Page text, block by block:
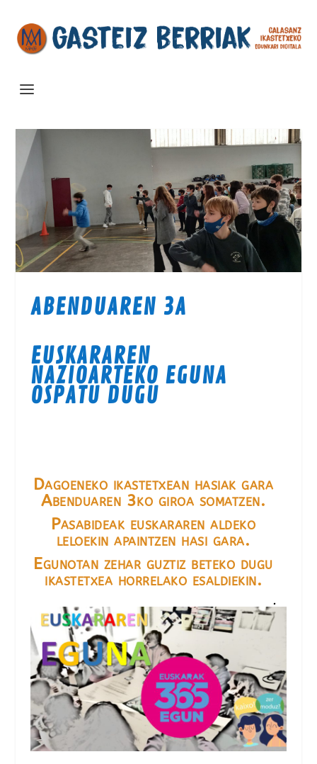
ABENDUAREN 3A
EUSKARAREN
NAZIOARTEKO EGUNA
OSPATU DUGU
Dagoeneko ikastetxean hasiak gara
Abenduaren 3ko giroa somatzen.
Pasabideak euskararen aldeko
leloekin apaintzen hasi gara.
Egunotan zehar guztiz beteko dugu
ikastetxea horrelako esaldiekin.
.